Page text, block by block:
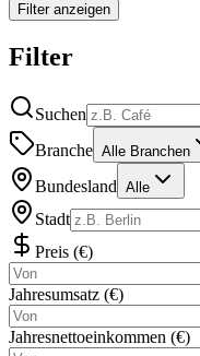
Filter anzeigen
Filter
Suchen
Branche Alle Branchen
Bundesland Alle
Stadt
Preis (€)
Jahresumsatz (€)
Jahresnettoeinkommen (€)